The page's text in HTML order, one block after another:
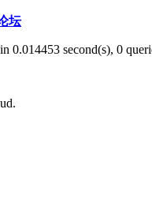
坛
0.014453 second(s), 0